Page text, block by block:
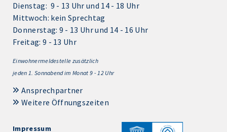
Dienstag: 9 - 13 Uhr und 14 - 18 Uhr
Mittwoch: kein Sprechtag
Donnerstag: 9 - 13 Uhr und 14 - 16 Uhr
Freitag: 9 - 13 Uhr
Einwohnermeldestelle zusätzlich
jeden 1. Sonnabend im Monat 9 - 12 Uhr
Ansprechpartner
Weitere Öffnungszeiten
Impressum